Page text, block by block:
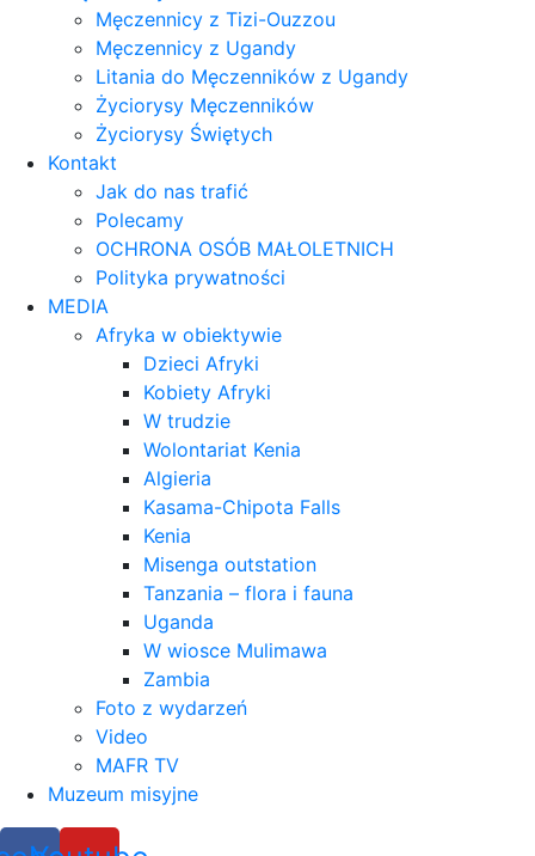
Męczennicy z Tizi-Ouzzou
Męczennicy z Ugandy
Litania do Męczenników z Ugandy
Życiorysy Męczenników
Życiorysy Świętych
Kontakt
Jak do nas trafić
Polecamy
OCHRONA OSÓB MAŁOLETNICH
Polityka prywatności
MEDIA
Afryka w obiektywie
Dzieci Afryki
Kobiety Afryki
W trudzie
Wolontariat Kenia
Algieria
Kasama-Chipota Falls
Kenia
Misenga outstation
Tanzania – flora i fauna
Uganda
W wiosce Mulimawa
Zambia
Foto z wydarzeń
Video
MAFR TV
Muzeum misyjne